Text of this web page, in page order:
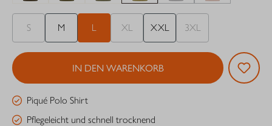
S M L XL XXL 3XL
IN DEN WARENKORB
Piqué Polo Shirt
Pflegeleicht und schnell trocknend